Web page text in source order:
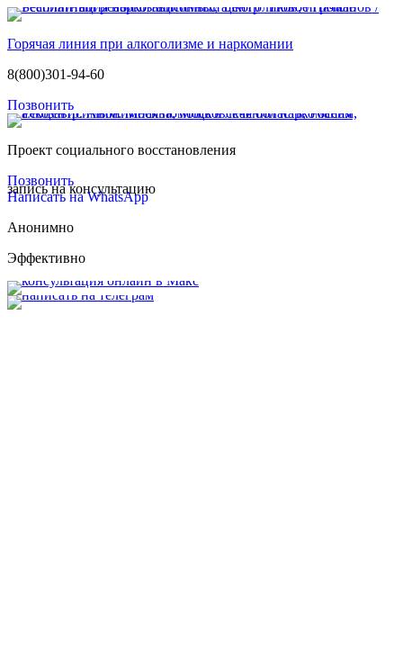
Горячая линия при алкоголизме и наркомании
8(800)301-94-60
Позвонить
Проект социального восстановления
Позвонить
запись на консультацию
Написать на WhatsApp
Анонимно
Эффективно